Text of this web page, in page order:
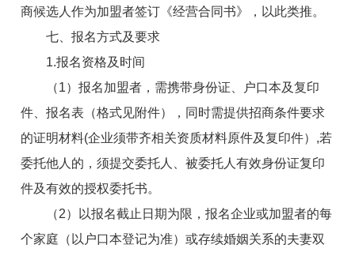
商候选人作为加盟者签订《经营合同书》， 以此类推。
七、报名方式及要求
1.报名资格及时间
（1）报名加盟者 ，需携带身份证、户口本及复印
件、报名表（格式见附件），同时需提供招商条件要求
的证明材料(企业须带齐相关资质材料原件及复印件）,若
委托他人的，须提交委托人、被委托人有效身份证复印
件及有效的授权委托书。
（2）以报名截止日期为限，报名企业或加盟者的每
个家庭（以户口本登记为准）或存续婚姻关系的夫妻双